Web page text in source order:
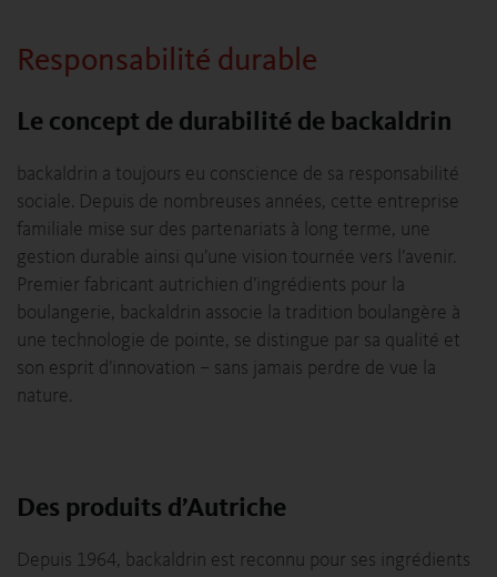
Responsabilité durable
Le concept de durabilité de backaldrin
backaldrin a toujours eu conscience de sa responsabilité
sociale. Depuis de nombreuses années, cette entreprise
familiale mise sur des partenariats à long terme, une
gestion durable ainsi qu’une vision tournée vers l’avenir.
Premier fabricant autrichien d’ingrédients pour la
boulangerie, backaldrin associe la tradition boulangère à
une technologie de pointe, se distingue par sa qualité et
son esprit d’innovation – sans jamais perdre de vue la
nature.
Des produits d’Autriche
Depuis 1964, backaldrin est reconnu pour ses ingrédients